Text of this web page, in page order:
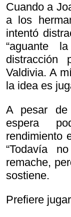
Cuando a
a los
intentó
“aguante
distracción
Valdivia. A
la idea es
A pesar de
espera
rendimiento
“Todavía
remache,
sostiene.
Prefiere